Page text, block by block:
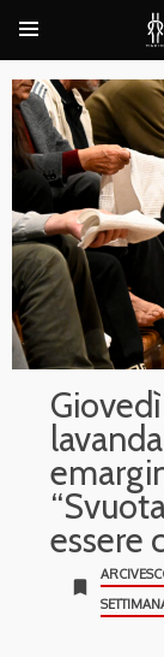
essere
bookmark